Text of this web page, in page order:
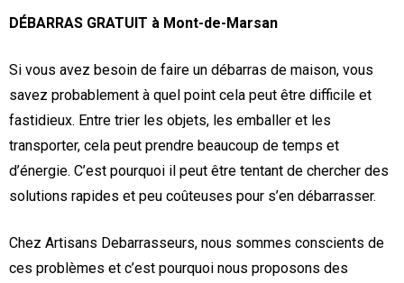
DÉBARRAS GRATUIT à Mont-de-Marsan
Si vous avez besoin de faire un débarras de maison, vous
savez probablement à quel point cela peut être difficile et
fastidieux. Entre trier les objets, les emballer et les
transporter, cela peut prendre beaucoup de temps et
d’énergie. C’est pourquoi il peut être tentant de chercher des
solutions rapides et peu coûteuses pour s’en débarrasser.
Chez Artisans Debarrasseurs, nous sommes conscients de
ces problèmes et c’est pourquoi nous proposons des